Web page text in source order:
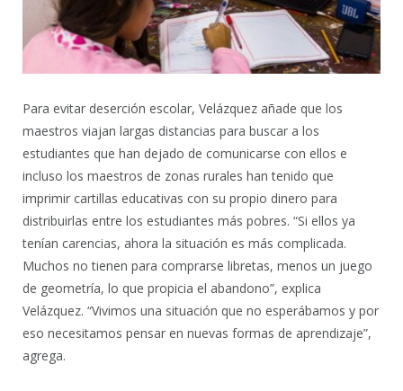
Para evitar deserción escolar, Velázquez añade que los
maestros viajan largas distancias para buscar a los
estudiantes que han dejado de comunicarse con ellos e
incluso los maestros de zonas rurales han tenido que
imprimir cartillas educativas con su propio dinero para
distribuirlas entre los estudiantes más pobres. “Si ellos ya
tenían carencias, ahora la situación es más complicada.
Muchos no tienen para comprarse libretas, menos un juego
de geometría, lo que propicia el abandono”, explica
Velázquez. “Vivimos una situación que no esperábamos y por
eso necesitamos pensar en nuevas formas de aprendizaje”,
agrega.